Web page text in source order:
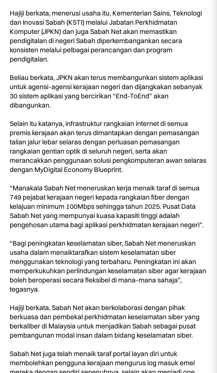
Hajiji berkata, menerusi usaha itu, Kementerian Sains, Teknologi
dan Inovasi Sabah (KSTI) melalui Jabatan Perkhidmatan
Komputer (JPKN) dan juga Sabah Net akan memastikan
pendigitalan di negeri Sabah diperkembangankan secara
konsisten melalui pelbagai perancangan dan program
pendigitalan.
Beliau berkata, JPKN akan terus membangunkan sistem aplikasi
untuk agensi-agensi kerajaan negeri dan dijangkakan sebanyak
30 sistem aplikasi yang bercirikan “End-ToEnd” akan
dibangunkan.
Selain itu katanya, infrastruktur rangkaian internet di semua
premis kerajaan akan terus dimantapkan dengan pemasangan
talian jalur lebar selaras dengan perluasan pemasangan
rangkaian gentian optik di seluruh negeri, serta akan
merancakkan penggunaan solusi pengkomputeran awan selaras
dengan MyDigital Economy Blueprint.
“Manakala Sabah Net meneruskan kerja menaik taraf di semua
749 pejabat kerajaan negeri kepada rangkaian fiber dengan
kelajuan minimum 100Mbps sehingga tahun 2025. Pusat Data
Sabah Net yang mempunyai kuasa kapasiti tinggi adalah
pengehosan utama bagi aplikasi perkhidmatan kerajaan negeri”.
“Bagi peningkatan keselamatan siber, Sabah Net meneruskan
usaha dalam menaiktarafkan sistem keselamatan siber
menggunakan teknologi yang terbaharu. Peningkatan ini akan
memperkukuhkan perlindungan keselamatan siber agar kerajaan
boleh beroperasi secara fleksibel di mana-mana sahaja”,
tegasnya.
Hajiji berkata, Sabah Net akan berkolaborasi dengan pihak
berkuasa dan pembekal perkhidmatan keselamatan siber yang
berkaliber di Malaysia untuk menjadikan Sabah sebagai pusat
pembangunan modal insan dalam bidang keselamatan siber.
Sabah Net juga telah menaik taraf portal layan diri untuk
membolehkan pengguna kerajaan mengurus log masuk emel